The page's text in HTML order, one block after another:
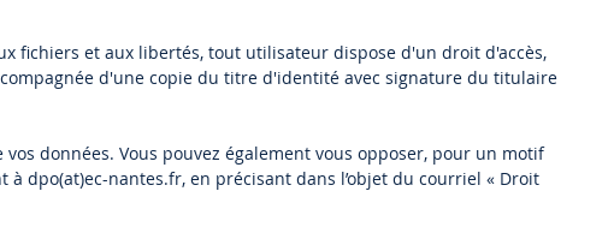
fichiers et aux libertés, tout utilisateur dispose d'un droit d'accès,
d'une copie du titre d'identité avec signature du titulaire
données. Vous pouvez également vous opposer, pour un motif
dpo(at)ec-nantes.fr, en précisant dans l’objet du courriel « Droit